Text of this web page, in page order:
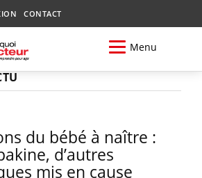
CONTACT
Menu
du bébé à naître :
d’autres
mis en cause